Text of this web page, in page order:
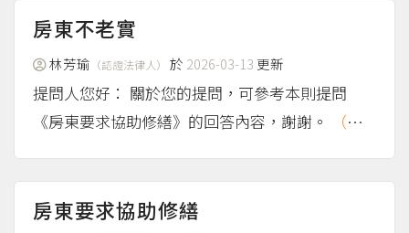
房東不老實
林芳瑜 （認證法律人） 於 2026-03-13 更新
提問人您好： 關於您的提問，可參考本則提問
《房東要求協助修繕》的回答內容，謝謝。
（mor
房東要求協助修繕